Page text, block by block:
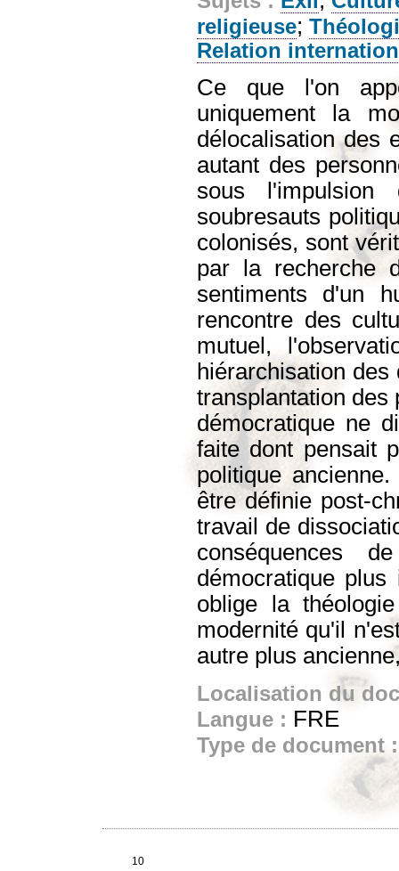
religieuse;
Relation
Ce que l'on
uniquement la
délocalisation des
autant des
sous
soubresauts
colonisés, sont
par la recherche
sentiments d'un
rencontre des
mutuel,
hiérarchisation
transplantation des
démocratique ne
faite dont pensait
politique
être définie post-
travail de
conséquences
démocratique
oblige la
modernité qu'il
autre plus
Localisation du
Langue : FRE
Type de document
10